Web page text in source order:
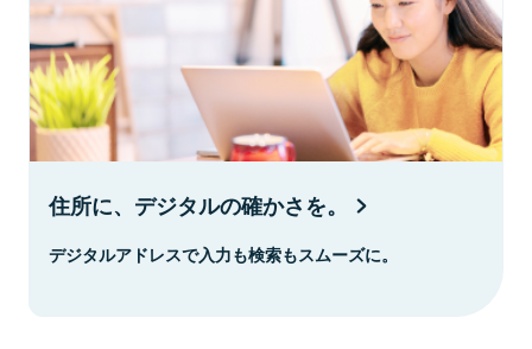
住所に、デジタルの確かさを。
デジタルアドレスで入力も検索もスムーズに。